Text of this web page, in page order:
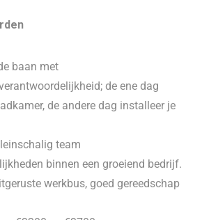
baan met
de ene dag
de andere dag installeer je
team
binnen een groeiend bedrijf.
werkbus, goed gereedschap